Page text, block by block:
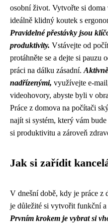
osobní život. Vytvořte si
ideálně klidný koutek s
Pravidelné přestávky jsou
produktivity. Vstávejte od
protáhněte se a dejte si pauzu
práci na dálku zásadní.
nadřízenými, využívejte e-
videohovory, abyste byli v
Práce z domova na počítači
najít si systém, který vám
si produktivitu a zároveň
Jak si zařídit
V dnešní době, kdy je práce z
je důležité si vytvořit funkční
Prvním krokem je vybrat si